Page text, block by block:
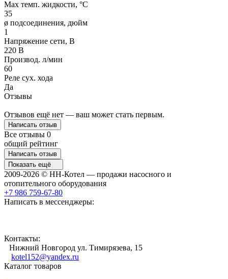
Max темп. жидкости, °С
35
ø подсоединения, дюйм
1
Напряжение сети, В
220 В
Производ. л/мин
60
Реле сух. хода
Да
Отзывы
Отзывов ещё нет — ваш может стать первым.
Написать отзыв
Все отзывы 0
общий рейтинг
Написать отзыв
Показать ещё
2009-2026 © НН-Котел — продажи насосного и
отопительного оборудования
+7 986 759-67-80
Написать в мессенджеры:
Контакты:
Нижний Новгород ул. Тимирязева, 15
kotel152@yandex.ru
Каталог товаров